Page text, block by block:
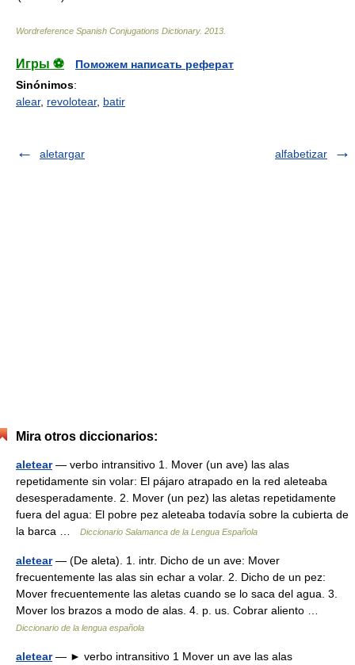
Wordreference Spanish Conjugations Dictionary. 2013
Игры ⚽
Поможем написать реферат
Sinónimos:
alear, revolotear, batir
aletargar alfabetizar
Mira otros diccionarios:
aletear— verbo intransitivo 1. Mover (un ave) las alas
repetidamente sin volar: El pájaro atrapado en la red aleteaba
desesperadamente. 2. Mover (un pez) las aletas repetidamente
fuera del agua: El pobre pez aleteaba todavía sobre la cubierta de
la barca …
Diccionario Salamanca de la Lengua Española
aletear— (De aleta). 1. intr. Dicho de un ave: Mover
frecuentemente las alas sin echar a volar. 2. Dicho de un pez:
Mover frecuentemente las aletas cuando se lo saca del agua. 3.
Mover los brazos a modo de alas. 4. p. us. Cobrar aliento …
Diccionario de la lengua española
aletear— ► verbo intransitivo 1 Mover un ave las alas